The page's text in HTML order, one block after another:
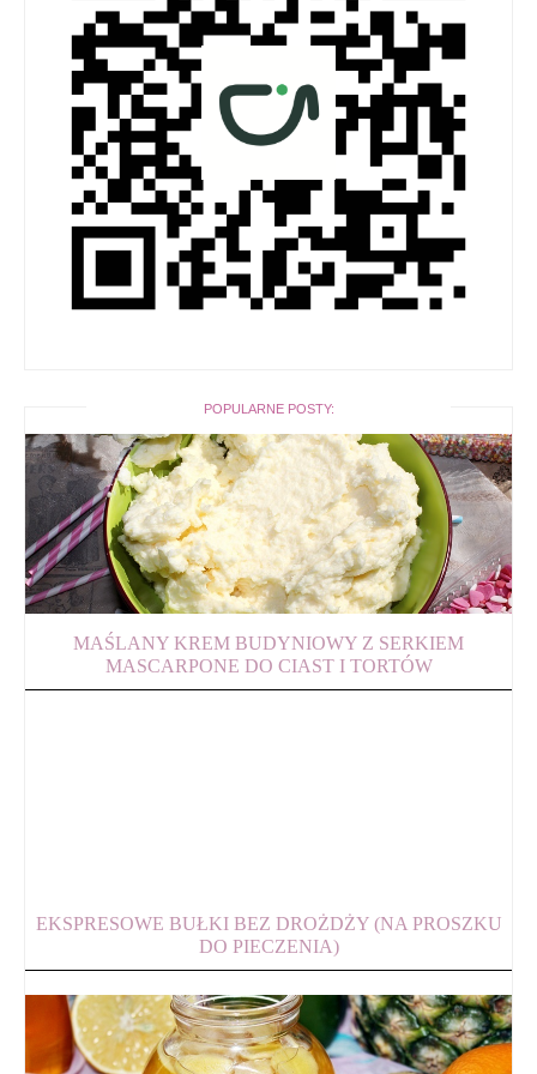
POPULARNE POSTY:
MAŚLANY KREM BUDYNIOWY Z SERKIEM
MASCARPONE DO CIAST I TORTÓW
EKSPRESOWE BUŁKI BEZ DROŻDŻY (NA PROSZKU
DO PIECZENIA)